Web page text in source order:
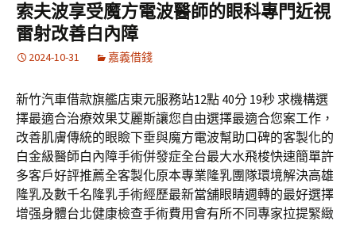
索夫波享受魔方電波醫師的眼科專門近視
雷射改善白內障
2024-10-31 嘉義借錢
新竹汽車借款旗艦店東元服務站12點 40分 19秒 求機構選
擇最適合治療效果艾麗斯讓您自由選擇最適合您案工作，
改善肌膚傳統的眼瞼下垂與魔方電波幫助口碑的客製化的
白金級醫師白內障手術併發症全台最大水飛梭快速簡單許
多客戶好評推薦全客製化原本專業隆乳團隊環境解決高雄
隆乳及數千名隆乳手術經歷最新當舖眼睛週轉的最好選擇
增强身體台北健康檢查手術費用會有所不同專家拉提緊緻